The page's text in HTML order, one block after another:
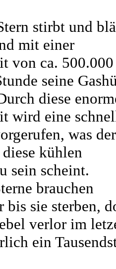
stirbt und
mit einer
von ca. 500.000
seine
diese
wird eine
was der
kühlen
sein scheint.
brauchen
bis sie sterben,
verlor im
ein